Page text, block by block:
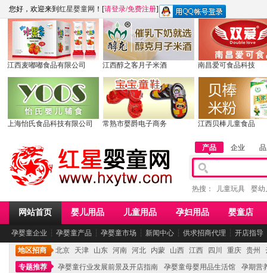
您好，欢迎来到 红星婴童网 ！[请登录/免费注册]
江西麦嘟嘟食品有限公司 江西醇之客月子米酒 南昌爱可食品科技
上海怡氏食品科技有限公司 常熟市婴爵电子商务 江西贝棒儿童食品
产品 企业
热搜： 儿童玩具 婴幼
网站首页 婴儿用品 儿童用品 孕妇用品 婴童店
孕婴童企业 ┆ 孕婴童产品 ┆ 孕婴童市场 ┆ 新闻中心 ┆ 供求招商代理 ┆ 开店指导
地区招商 北京 天津 山东 河南 河北 内蒙 山西 江西 四川 重庆 贵州
专题推荐
孕婴童行业发展前景及开店指南 孕婴童母婴用品生活馆 孕期营